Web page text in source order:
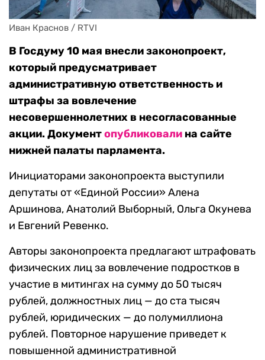
Иван Краснов / RTVI
В Госдуму 10 мая внесли законопроект,
который предусматривает
административную ответственность и
штрафы за вовлечение
несовершеннолетних в несогласованные
акции. Документопубликовали на сайте
нижней палаты парламента.
Инициаторами законопроекта выступили
депутаты от «Единой России» Алена
Аршинова, Анатолий Выборный, Ольга Окунева
и Евгений Ревенко.
Авторы законопроекта предлагают штрафовать
физических лиц за вовлечение подростков в
участие в митингах на сумму до 50 тысяч
рублей, должностных лиц — до ста тысяч
рублей, юридических — до полумиллиона
рублей. Повторное нарушение приведет к
повышенной административной